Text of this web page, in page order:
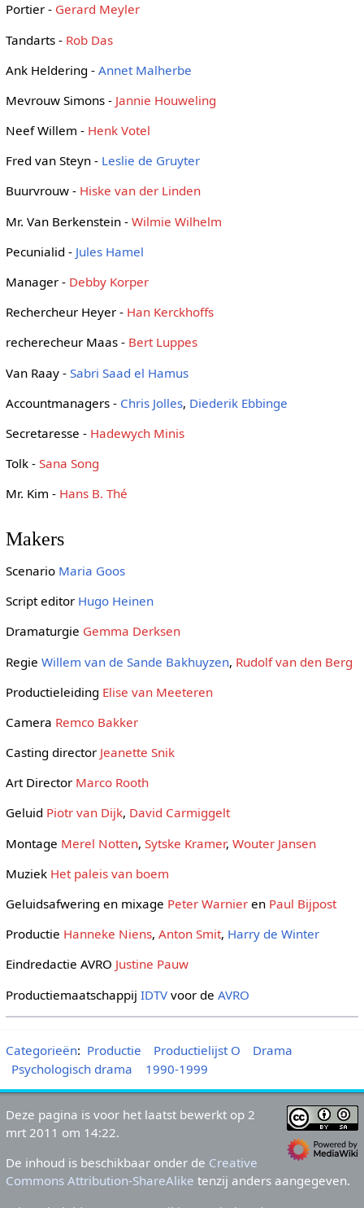
Portier - Gerard Meyler
Tandarts - Rob Das
Ank Heldering - Annet Malherbe
Mevrouw Simons - Jannie Houweling
Neef Willem - Henk Votel
Fred van Steyn - Leslie de Gruyter
Buurvrouw - Hiske van der Linden
Mr. Van Berkenstein - Wilmie Wilhelm
Pecunialid - Jules Hamel
Manager - Debby Korper
Rechercheur Heyer - Han Kerckhoffs
recherecheur Maas - Bert Luppes
Van Raay - Sabri Saad el Hamus
Accountmanagers - Chris Jolles, Diederik Ebbinge
Secretaresse - Hadewych Minis
Tolk - Sana Song
Mr. Kim - Hans B. Thé
Makers
Scenario Maria Goos
Script editor Hugo Heinen
Dramaturgie Gemma Derksen
Regie Willem van de Sande Bakhuyzen, Rudolf van den Berg
Productieleiding Elise van Meeteren
Camera Remco Bakker
Casting director Jeanette Snik
Art Director Marco Rooth
Geluid Piotr van Dijk, David Carmiggelt
Montage Merel Notten, Sytske Kramer, Wouter Jansen
Muziek Het paleis van boem
Geluidsafwering en mixage Peter Warnieren Paul Bijpost
Productie Hanneke Niens, Anton Smit, Harry de Winter
Eindredactie AVRO Justine Pauw
Productiemaatschappij IDTVvoor de AVRO
Categorieën: Productie Productielijst O
Drama
Psychologisch drama
1990-1999
Deze pagina is voor het laatst bewerkt op 2
mrt 2011 om 14:22.
De inhoud is beschikbaar onder de Creative
Commons Attribution-ShareAlike tenzij anders aangegeven.